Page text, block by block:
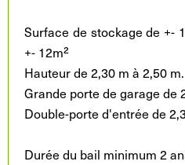
Surface de stockage de +-
+- 12m²
Hauteur de 2,30 m à 2,50 m.
Grande porte de garage de
Double-porte d'entrée de
Durée du bail minimum 2